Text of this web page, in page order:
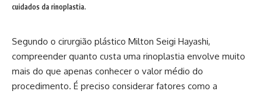
cuidados da rinoplastia.
Segundo o cirurgião plástico Milton Seigi Hayashi,
compreender quanto custa uma rinoplastia envolve muito
mais do que apenas conhecer o valor médio do
procedimento. É preciso considerar fatores como a